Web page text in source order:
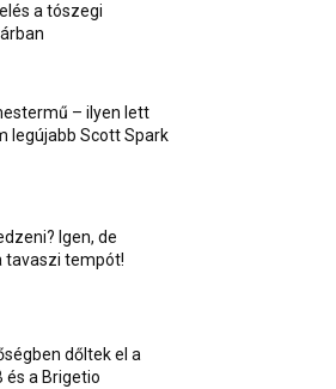
a tószegi
– ilyen lett
legújabb Scott Spark
Igen, de
tavaszi tempót!
dőltek el a
és a Brigetio